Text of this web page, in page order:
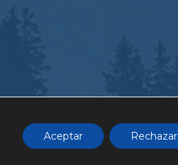
Aceptar Rechazar